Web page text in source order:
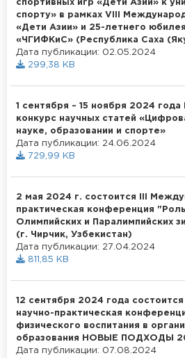
спортивных игр «Дети Азии» к
спорту» в рамках VIII
«Дети Азии» и 25-летнего
«ЧГИФКиС» (Республика Саха
Дата публикации: 02.05.2024
299,38 KB
1 сентября – 15 ноября 2024 года
конкурс научных статей
науке, образовании и спорте»
Дата публикации: 24.06.2024
729,99 KB
2 мая 2024 г. состоится III
практическая конференция
Олимпийских и Паралимпийских
(г. Чирчик, Узбекистан)
Дата публикации: 27.04.2024
811,85 KB
12 сентября 2024 года
научно-практическая
физического воспитания в
образования НОВЫЕ ПОДХОДЫ
Дата публикации: 07.08.2024